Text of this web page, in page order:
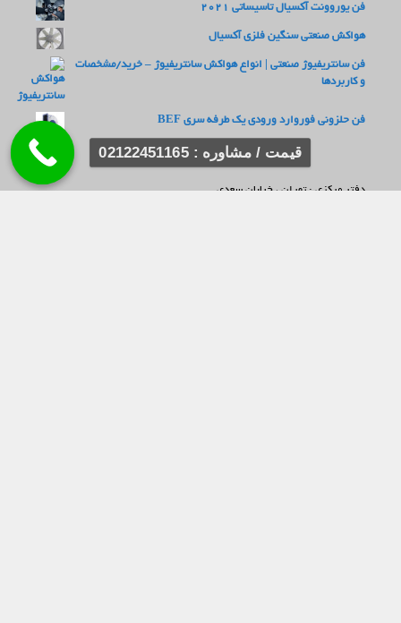
فن یوروونت آکسیال تاسیساتی 2021
هواکش صنعتی سنگین فلزی آکسیال
فن سانتریفیوژ صنعتی | انواع هواکش سانتریفیوژ – خرید/مشخصات
و کاربردها
فن حلزونی فوروارد ورودی یک طرفه سری BEF
دفتر مرکزی : تهران ، خیابان سعدی
قیمت / مشاوره : 02122451165